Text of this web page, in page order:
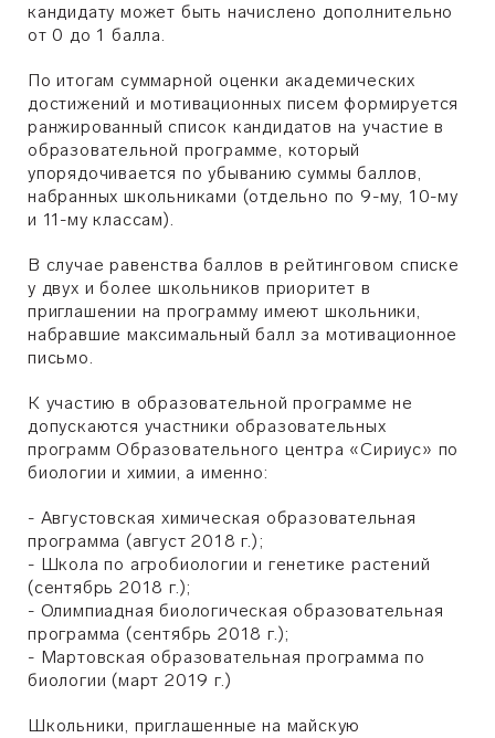
кандидату может быть начислено дополнительно
от 0 до 1 балла.
По итогам суммарной оценки академических
достижений и мотивационных писем формируется
ранжированный список кандидатов на участие в
образовательной программе, который
упорядочивается по убыванию суммы баллов,
набранных школьниками (отдельно по 9-му, 10-му
и 11-му классам).
В случае равенства баллов в рейтинговом списке
у двух и более школьников приоритет в
приглашении на программу имеют школьники,
набравшие максимальный балл за мотивационное
письмо.
К участию в образовательной программе не
допускаются участники образовательных
программ Образовательного центра «Сириус» по
биологии и химии, а именно:
- Августовская химическая образовательная
программа (август 2018 г.);
- Школа по агробиологии и генетике растений
(сентябрь 2018 г.);
- Олимпиадная биологическая образовательная
программа (сентябрь 2018 г.);
- Мартовская образовательная программа по
биологии (март 2019 г.)
Школьники, приглашенные на майскую